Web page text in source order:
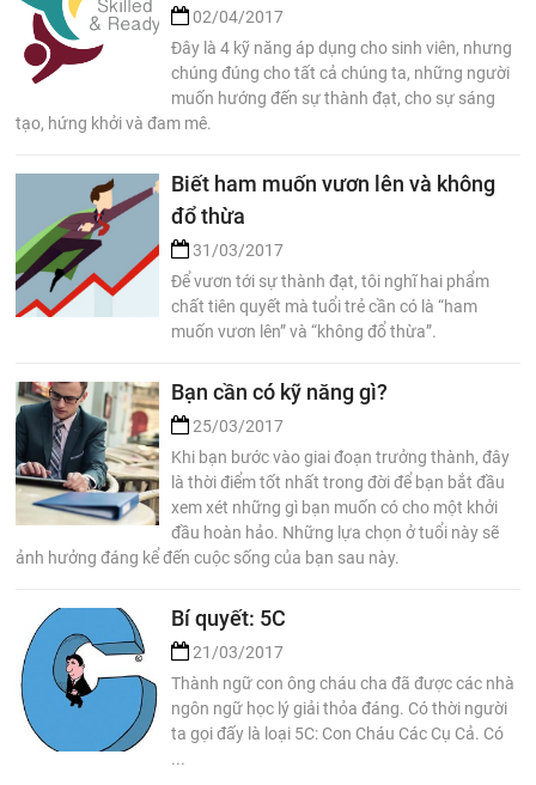
02/04/2017
Đây là 4 kỹ năng áp dụng cho sinh viên, nhưng
chúng đúng cho tất cả chúng ta, những người
muốn hướng đến sự thành đạt, cho sự sáng
tạo, hứng khởi và đam mê.
Biết ham muốn vươn lên và không
đổ thừa
31/03/2017
Để vươn tới sự thành đạt, tôi nghĩ hai phẩm
chất tiên quyết mà tuổi trẻ cần có là “ham
muốn vươn lên” và “không đổ thừa”.
Bạn cần có kỹ năng gì?
25/03/2017
Khi bạn bước vào giai đoạn trưởng thành, đây
là thời điểm tốt nhất trong đời để bạn bắt đầu
xem xét những gì bạn muốn có cho một khởi
đầu hoàn hảo. Những lựa chọn ở tuổi này sẽ
ảnh hưởng đáng kể đến cuộc sống của bạn sau này.
Bí quyết: 5C
21/03/2017
Thành ngữ con ông cháu cha đã được các nhà
ngôn ngữ học lý giải thỏa đáng. Có thời người
ta gọi đấy là loại 5C: Con Cháu Các Cụ Cả. Có
...